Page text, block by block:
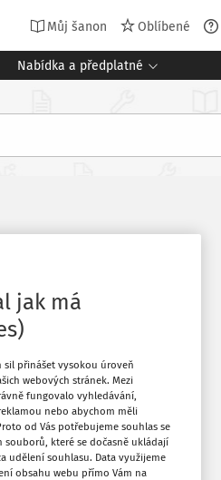
Můj šanon Oblíbené
Nabídka a předplatné
při
Stáhnout
Tisknout
jak má
sil přinášet vysokou úroveň
webových stránek. Mezi
fungovalo vyhledávání,
nebo abychom měli
od Vás potřebujeme souhlas se
které se dočasně ukládají
udělení souhlasu. Data využijeme
obsahu webu přímo Vám na